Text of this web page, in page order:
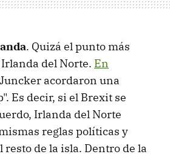
. Quizá el punto más
del Norte. En
acordaron una
Es decir, si el Brexit se
Irlanda del Norte
reglas políticas y
resto de la isla. Dentro de la